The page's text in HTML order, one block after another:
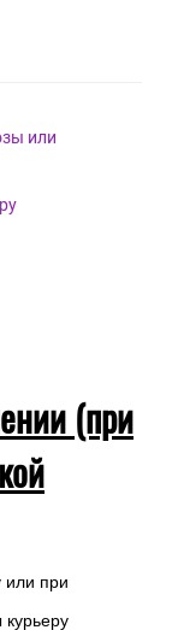
или
(при
или при
курьеру